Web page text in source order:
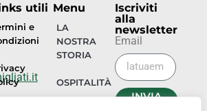
utili
e
Menu
LA
NOSTRA
STORIA
OSPITALITÀ
Iscriviti
alla
newsletter
Email
INVIA